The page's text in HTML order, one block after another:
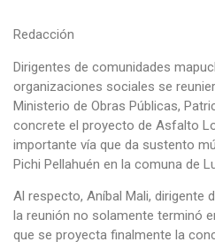
Redacción
Dirigentes de comunidades
organizaciones sociales se
Ministerio de Obras Públicas,
concrete el proyecto de Asfalto
importante vía que da sustento
Pichi Pellahuén en la comuna de
Al respecto, Aníbal Mali, dirigente
la reunión no solamente terminó
que se proyecta finalmente la